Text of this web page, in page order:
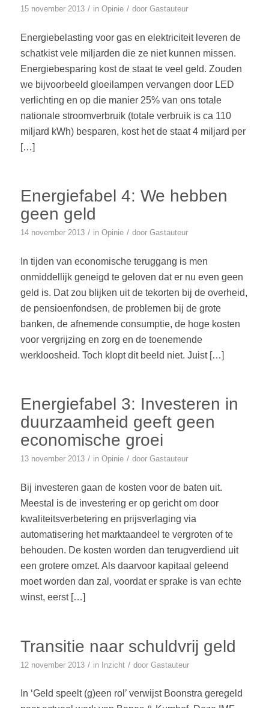
15 november 2013 / in Opinie / door Gastauteur
Energiebelasting voor gas en elektriciteit leveren de
schatkist vele miljarden die ze niet kunnen missen.
Energiebesparing kost de staat te veel geld. Zouden
we bijvoorbeeld gloeilampen vervangen door LED
verlichting en op die manier 25% van ons totale
nationale stroomverbruik (totale verbruik is ca 110
miljard kWh) besparen, kost het de staat 4 miljard per
[…]
Energiefabel 4: We hebben
geen geld
14 november 2013 / in Opinie / door Gastauteur
In tijden van economische teruggang is men
onmiddellijk geneigd te geloven dat er nu even geen
geld is. Dat zou blijken uit de tekorten bij de overheid,
de pensioenfondsen, de problemen bij de grote
banken, de afnemende consumptie, de hoge kosten
voor vergrijzing en zorg en de toenemende
werkloosheid. Toch klopt dit beeld niet. Juist […]
Energiefabel 3: Investeren in
duurzaamheid geeft geen
economische groei
13 november 2013 / in Opinie / door Gastauteur
Bij investeren gaan de kosten voor de baten uit.
Meestal is de investering er op gericht om door
kwaliteitsverbetering en prijsverlaging via
automatisering het marktaandeel te vergroten of te
behouden. De kosten worden dan terugverdiend uit
een grotere omzet. Als daarvoor kapitaal geleend
moet worden dan zal, voordat er sprake is van echte
winst, eerst […]
Transitie naar schuldvrij geld
12 november 2013 / in Inzicht / door Gastauteur
In ‘Geld speelt (g)een rol’ verwijst Boonstra geregeld